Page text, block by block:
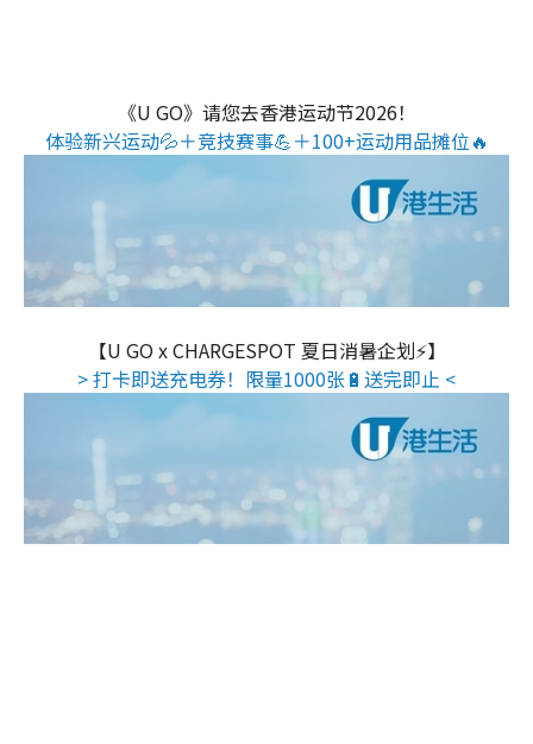
《U GO》请您去香港运动节2026！
体验新兴运动💦＋竞技赛事💪＋100+运动用品摊位🔥
【U GO x CHARGESPOT 夏日消暑企划⚡】
> 打卡即送充电券！限量1000张🔋送完即止 <